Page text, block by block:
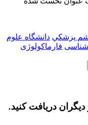
پزشکي دانشگاه علوم
فارماکولوژی
دریافت کنید.